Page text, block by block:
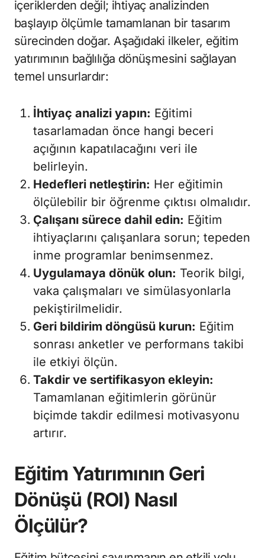
içeriklerden değil; ihtiyaç analizinden
başlayıp ölçümle tamamlanan bir tasarım
sürecinden doğar. Aşağıdaki ilkeler, eğitim
yatırımının bağlılığa dönüşmesini sağlayan
temel unsurlardır:
İhtiyaç analizi yapın: Eğitimi
tasarlamadan önce hangi beceri
açığının kapatılacağını veri ile
belirleyin.
Hedefleri netleştirin: Her eğitimin
ölçülebilir bir öğrenme çıktısı olmalıdır.
Çalışanı sürece dahil edin: Eğitim
ihtiyaçlarını çalışanlara sorun; tepeden
inme programlar benimsenmez.
Uygulamaya dönük olun: Teorik bilgi,
vaka çalışmaları ve simülasyonlarla
pekiştirilmelidir.
Geri bildirim döngüsü kurun: Eğitim
sonrası anketler ve performans takibi
ile etkiyi ölçün.
Takdir ve sertifikasyon ekleyin:
Tamamlanan eğitimlerin görünür
biçimde takdir edilmesi motivasyonu
artırır.
Eğitim Yatırımının Geri
Dönüşü (ROI) Nasıl
Ölçülür?